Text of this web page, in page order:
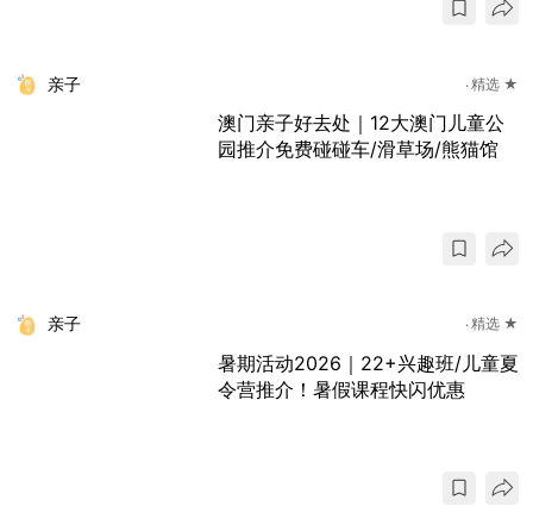
亲子 精选 ★
澳门亲子好去处｜12大澳门儿童公
园推介免费碰碰车/滑草场/熊猫馆
亲子 精选 ★
暑期活动2026｜22+兴趣班/儿童夏
令营推介！暑假课程快闪优惠